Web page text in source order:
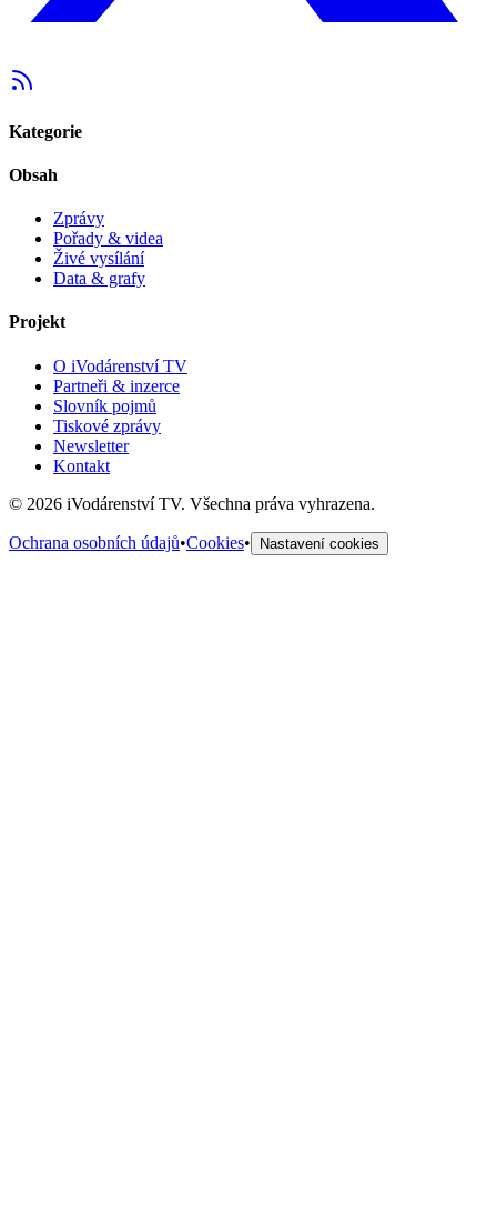
Kategorie
Obsah
Zprávy
Pořady & videa
Živé vysílání
Data & grafy
Projekt
O iVodárenství TV
Partneři & inzerce
Slovník pojmů
Tiskové zprávy
Newsletter
Kontakt
© 2026 iVodárenství TV. Všechna práva vyhrazena.
Ochrana osobních údajů•Cookies• Nastavení cookies